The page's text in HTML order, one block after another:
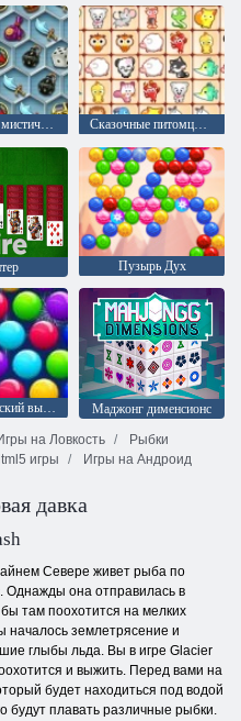
Сокровища мистического моря Сказочные питомцы связь
Пузырь Дух
Рождественский выпуск: Забавные пузыри
Mаджонг дименсионс
на Ловкость
Рыбки
игры Игры на Андроид
давка
Севере живет рыба по
Однажды она отправилась в
там поохотится на мелких
началось землетрясение и
глыбы льда. Вы в игре Glacier
и выжить. Перед вами на
будет находиться под водой
будут плавать различные рыбки.